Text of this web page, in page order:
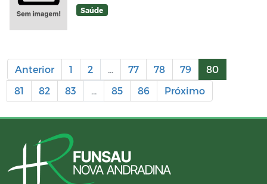
Saúde
Anterior 1 2 ... 77 78 79
80
81
82 83 ... 85 86 Próximo